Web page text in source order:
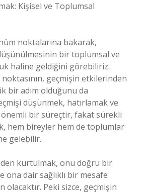
Kişisel ve Toplumsal
noktalarına bakarak,
bir toplumsal ve
haline geldiğini görebiliriz.
geçmişin etkilerinden
bir adım olduğunu da
düşünmek, hatırlamak ve
önemli bir süreçtir, fakat sürekli
hem bireyler hem de toplumlar
gelebilir.
kurtulmak, onu doğru bir
ona dair sağlıklı bir mesafe
olacaktır. Peki sizce, geçmişin